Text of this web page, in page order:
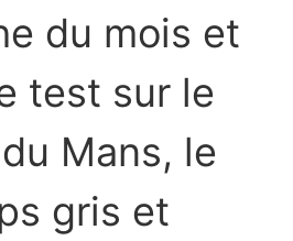
du mois et
test sur le
Mans, le
gris et